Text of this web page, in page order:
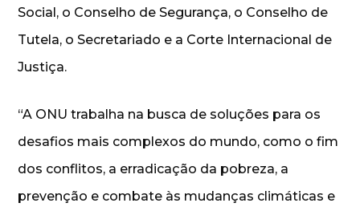
Social, o Conselho de Segurança, o Conselho de
Tutela, o Secretariado e a Corte Internacional de
Justiça.
“A ONU trabalha na busca de soluções para os
desafios mais complexos do mundo, como o fim
dos conflitos, a erradicação da pobreza, a
prevenção e combate às mudanças climáticas e